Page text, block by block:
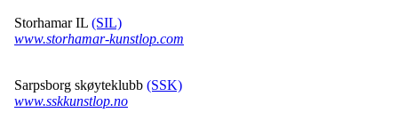
Storhamar IL (SIL)
www.storhamar-kunstlop.com
Sarpsborg skøyteklubb (SSK)
www.sskkunstlop.no